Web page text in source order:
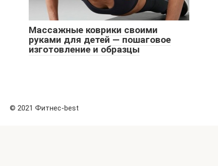
Массажные коврики своими
руками для детей — пошаговое
изготовление и образцы
© 2021 Фитнес-best